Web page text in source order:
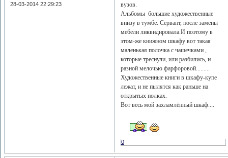
28-03-2014 22:29:23
вузов.
Альбомы большие художественные
внизу в тумбе. Сервант, после замены
мебели ликвидировала.И поэтому в
этом-же книжном шкафу вот такая
маленькая полочка с чашечками ,
которые треснули, или разбились, и
разной мелочью фарфоровой.........
Художественные книги в шкафу-купе
лежат, и не пылятся как раньше на
открытых полках.
Вот весь мой захламлённый шкаф....
0